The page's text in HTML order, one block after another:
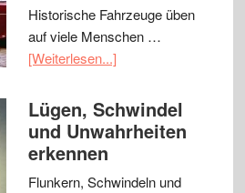
Historische Fahrzeuge üben
auf viele Menschen …
[Weiterlesen...]
Lügen, Schwindel
und Unwahrheiten
erkennen
Flunkern, Schwindeln und